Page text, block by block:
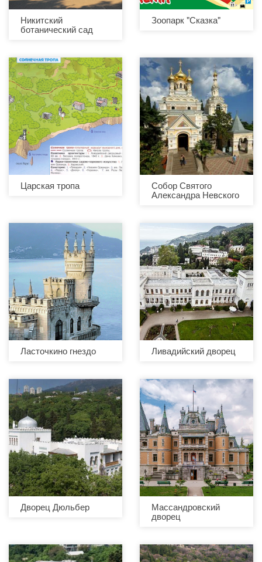
Никитский
ботанический сад
Зоопарк "Сказка"
Царская тропа Собор Святого
Александра Невского
Ласточкино гнездо Ливадийский дворец
Дворец Дюльбер Массандровский
дворец